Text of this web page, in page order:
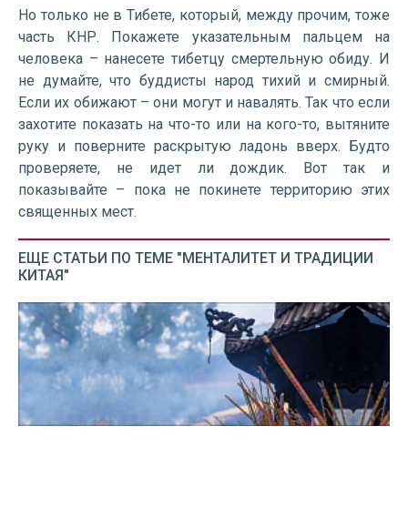
Но только не в Тибете, который, между прочим, тоже
часть КНР. Покажете указательным пальцем на
человека – нанесете тибетцу смертельную обиду. И
не думайте, что буддисты народ тихий и смирный.
Если их обижают – они могут и навалять. Так что если
захотите показать на что-то или на кого-то, вытяните
руку и поверните раскрытую ладонь вверх. Будто
проверяете, не идет ли дождик. Вот так и
показывайте – пока не покинете территорию этих
священных мест.
ЕЩЕ СТАТЬИ ПО ТЕМЕ "МЕНТАЛИТЕТ И ТРАДИЦИИ
КИТАЯ"